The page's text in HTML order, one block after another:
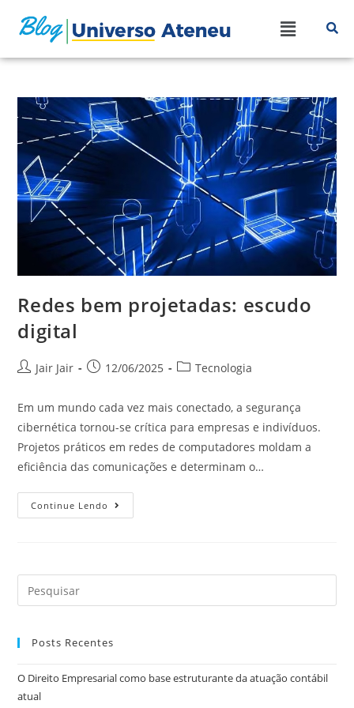
Redes bem projetadas: escudo
digital
Jair Jair 12/06/2025 Tecnologia
Em um mundo cada vez mais conectado, a segurança
cibernética tornou-se crítica para empresas e indivíduos.
Projetos práticos em redes de computadores moldam a
eficiência das comunicações e determinam o…
Continue Lendo
Posts Recentes
O Direito Empresarial como base estruturante da atuação contábil
atual